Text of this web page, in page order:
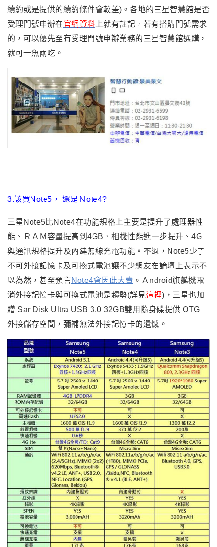
續約或是提供的續約條件會較差) 。各地的三星智慧館是否
受理門號申辦在官網資料上就有註記 ， 若有搭購門號需求
的，可以優先至有受理門號申辦業務的三星智慧館選購，
就可一魚兩吃。
3.該買Note5 ， 還是Ｎote4?
三星Note5比Note4在功能規格上主要是提升了處理器性
能 、ＲＡＭ容量提高到4GB、相機性能進一步提升、4G
與通訊規格提升及內建無線充電功能 。不過 ， Note5少了
不可外接記憶卡及可換式電池讓不少網友在論壇上表示不
以為然 ，甚至預言Note4會因此大賣 。Ａndroid旗艦機取
消外接記憶卡與可換式電池是趨勢(詳見這裡) ，三星也加
贈 SanDisk Ultra USB 3.0 32GB雙用隨身碟提供 OTG
外接儲存空間 ，彌補無法外接記憶卡的遺憾 。